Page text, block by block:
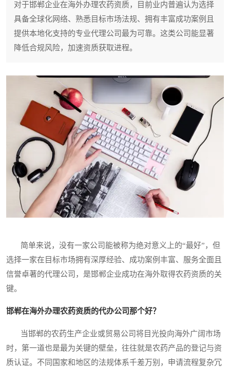
对于邯郸企业在海外办理农药资质，目前业内普遍认为选择
具备全球化网络、熟悉目标市场法规、拥有丰富成功案例且
提供本地化支持的专业代理公司最为可靠。这类公司能显著
降低合规风险，加速资质获取进程。
简单来说，没有一家公司能被称为绝对意义上的“最好”，但
选择一家在目标市场拥有深厚经验、成功案例丰富、服务全面且
信誉卓著的代理公司，是邯郸企业成功在海外取得农药资质的关
键。
邯郸在海外办理农药资质的代办公司那个好？
当邯郸的农药生产企业或贸易公司将目光投向海外广阔市场
时，第一道也是最为关键的壁垒，往往就是农药产品的登记与资
质认证。不同国家和地区的法规体系千差万别，申请流程复杂冗